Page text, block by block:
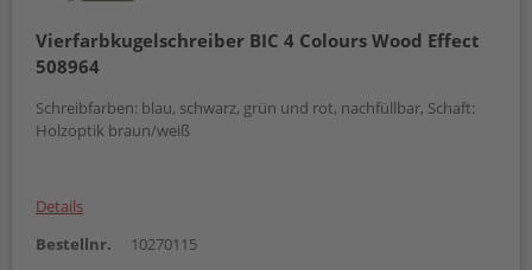
Vierfarbkugelschreiber BIC 4 Colours Wood Effect
508964
Schreibfarben: blau, schwarz, grün und rot, nachfüllbar, Schaft:
Holzoptik braun/weiß
Details
Bestellnr.
10270115